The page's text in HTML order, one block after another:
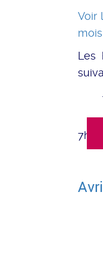
Voir
Les
-
-
7h à